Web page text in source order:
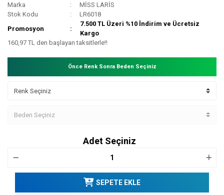
Marka
MİSS LARİS
Stok Kodu
LR6018
Promosyon
7.500 TL Üzeri %10 İndirim ve Ücretsiz
Kargo
160,97 TL den başlayan taksitlerle!!
Önce Renk Sonra Beden Seçiniz
Adet Seçiniz
SEPETE EKLE